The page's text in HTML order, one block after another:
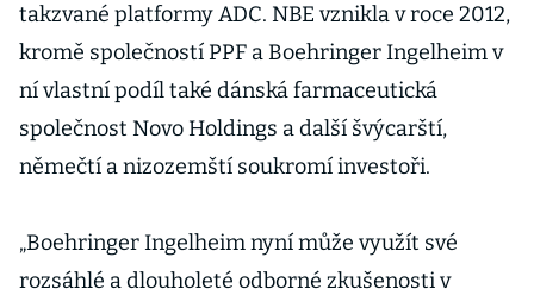
takzvané platformy ADC. NBE vznikla v roce 2012,
kromě společností PPF a Boehringer Ingelheim v
ní vlastní podíl také dánská farmaceutická
společnost Novo Holdings a další švýcarští,
němečtí a nizozemští soukromí investoři.
„Boehringer Ingelheim nyní může využít své
rozsáhlé a dlouholeté odborné zkušenosti v